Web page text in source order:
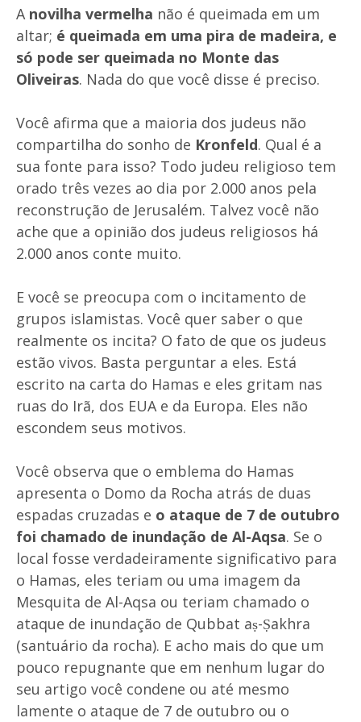
A novilha vermelha não é queimada em um
altar; é queimada em uma pira de madeira, e
só pode ser queimada no Monte das
Oliveiras. Nada do que você disse é preciso.
Você afirma que a maioria dos judeus não
compartilha do sonho de Kronfeld. Qual é a
sua fonte para isso? Todo judeu religioso tem
orado três vezes ao dia por 2.000 anos pela
reconstrução de Jerusalém. Talvez você não
ache que a opinião dos judeus religiosos há
2.000 anos conte muito.
E você se preocupa com o incitamento de
grupos islamistas. Você quer saber o que
realmente os incita? O fato de que os judeus
estão vivos. Basta perguntar a eles. Está
escrito na carta do Hamas e eles gritam nas
ruas do Irã, dos EUA e da Europa. Eles não
escondem seus motivos.
Você observa que o emblema do Hamas
apresenta o Domo da Rocha atrás de duas
espadas cruzadas e o ataque de 7 de outubro
foi chamado de inundação de Al-Aqsa. Se o
local fosse verdadeiramente significativo para
o Hamas, eles teriam ou uma imagem da
Mesquita de Al-Aqsa ou teriam chamado o
ataque de inundação de Qubbat aṣ-Ṣakhra
(santuário da rocha). E acho mais do que um
pouco repugnante que em nenhum lugar do
seu artigo você condene ou até mesmo
lamente o ataque de 7 de outubro ou o